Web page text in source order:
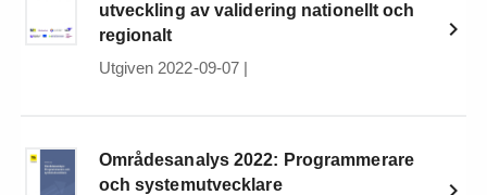
utveckling av validering nationellt och
regionalt
Utgiven 2022-09-07 |
Områdesanalys 2022: Programmerare
och systemutvecklare